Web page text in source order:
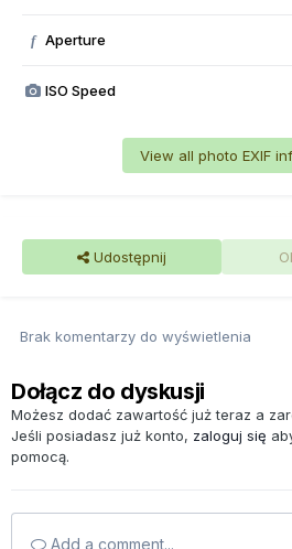
f Aperture
ISO Speed
View all photo EXIF
Udostępnij
Brak komentarzy do wyświetlenia
Dołącz do dyskusji
Możesz dodać zawartość już teraz a
Jeśli posiadasz już konto, zaloguj się
pomocą.
Add a comment...